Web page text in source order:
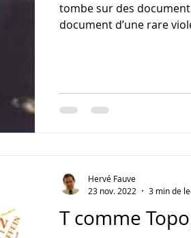
tombe sur des
document d’une rare
T comme
Hervé Fauve
23 nov. 2022
3 min de